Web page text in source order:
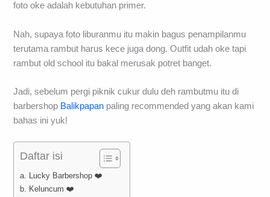
foto oke adalah kebutuhan primer.
Nah, supaya foto liburanmu itu makin bagus penampilanmu
terutama rambut harus kece juga dong. Outfit udah oke tapi
rambut old school itu bakal merusak potret banget.
Jadi, sebelum pergi piknik cukur dulu deh rambutmu itu di
barbershop Balikpapan paling recommended yang akan kami
bahas ini yuk!
Daftar isi
a. Lucky Barbershop ❤️
b. Keluncum ❤️